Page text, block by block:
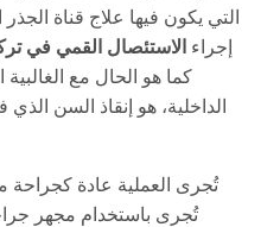
التي يكون فيها علاج قناة
إجراء الاستئصال القمي في
كما هو الحال مع
الداخلية، هو إنقاذ السن
تُجرى العملية عادة كجراحة
تُجرى باستخدام مجهر